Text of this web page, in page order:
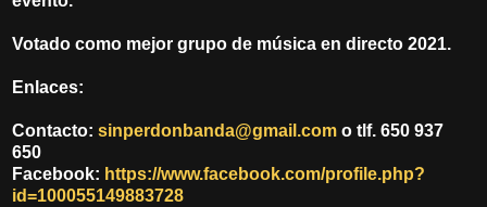
Votado como mejor grupo de música en directo 2021.
Enlaces:
Contacto: sinperdonbanda@gmail.com o tlf. 650 937
650
Facebook: https://www.facebook.com/profile.php?
id=100055149883728